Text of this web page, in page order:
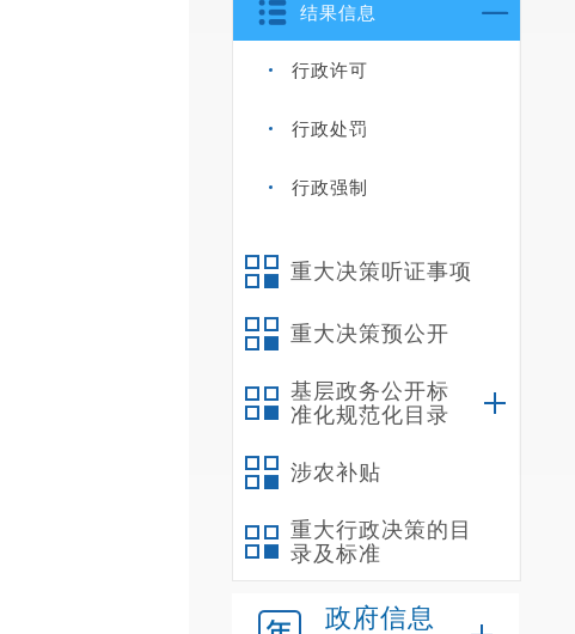
结果信息
行政许可
行政处罚
行政强制
重大决策听证事项
重大决策预公开
基层政务公开标
准化规范化目录
涉农补贴
重大行政决策的目
录及标准
政府信息